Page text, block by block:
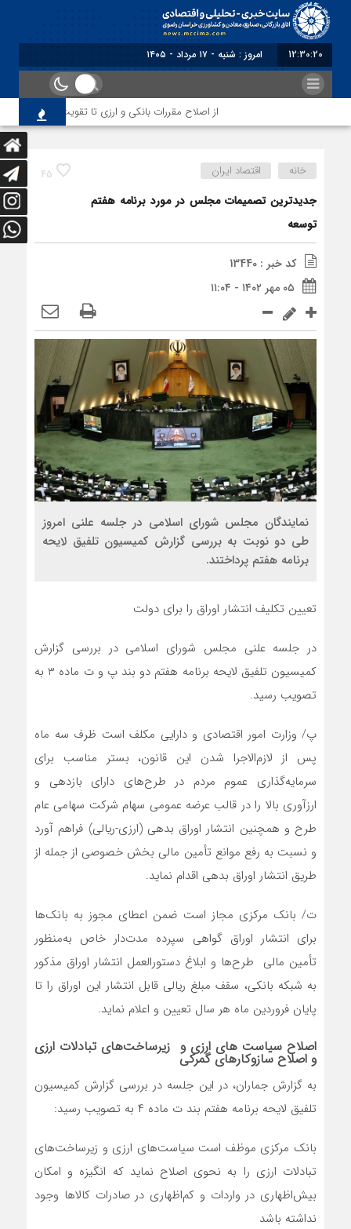
12:30:21 برابر با : Saturday - 8 August - 2026
از اصلاح مقررات بانکی و ارزی تا تقویت پیوند دانشگاه
45 خانه اقتصاد ایران
جدیدترین تصمیمات مجلس در مورد برنامه هفتم
توسعه
کد خبر : 13440
۰۵ مهر ۱۴۰۲ - ۱۱:۰۴
نمایندگان مجلس شورای اسلامی در جلسه علنی امروز
طی دو نوبت به بررسی گزارش کمیسیون تلفیق لایحه
برنامه هفتم پرداختند.
تعیین تکلیف انتشار اوراق را برای دولت
در جلسه علنی مجلس شورای اسلامی در بررسی گزارش
کمیسیون تلفیق لایحه برنامه هفتم دو بند پ و ت ماده ۳ به
تصویب رسید.
پ/ وزارت امور اقتصادی و دارایی مکلف است ظرف سه ماه
پس از لازم‌الاجرا شدن این قانون، بستر مناسب برای
سرمایه‌گذاری عموم مردم در طرح‌های دارای بازدهی و
ارزآوری بالا را در قالب عرضه عمومی سهام شرکت سهامی عام
طرح و همچنین انتشار اوراق بدهی (ارزی-ریالی) فراهم آورد
و نسبت به رفع موانع تأمین مالی بخش خصوصی از جمله از
طریق انتشار اوراق بدهی اقدام نماید.
ت/ بانک مرکزی مجاز است ضمن اعطای مجوز به بانک‌ها
برای انتشار اوراق گواهی سپرده مدت‌دار خاص به‌منظور
تأمین مالی طرح‌ها و ابلاغ دستورالعمل انتشار اوراق مذکور
به شبکه بانکی، سقف مبلغ ریالی قابل انتشار این اوراق را تا
پایان فروردین ماه هر سال تعیین و اعلام نماید.
اصلاح سیاست های ارزی و زیرساخت‌های تبادلات ارزی
و اصلاح سازوکارهای گمرکی
به گزارش جماران، در این جلسه در بررسی گزارش کمیسیون
تلفیق لایحه برنامه هفتم بند ت ماده ۴ به تصویب رسید:
بانک مرکزی موظف است سیاست‌های ارزی و زیرساخت‌های
تبادلات ارزی را به نحوی اصلاح نماید که انگیزه و امکان
بیش‌اظهاری در واردات و کم‌اظهاری در صادرات کالاها وجود
نداشته باشد